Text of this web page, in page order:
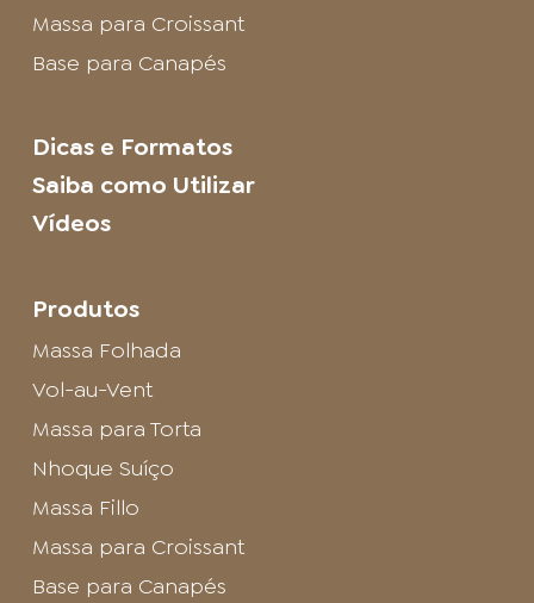
Massa para Croissant
Base para Canapés
Dicas e Formatos
Saiba como Utilizar
Vídeos
Produtos
Massa Folhada
Vol-au-Vent
Massa para Torta
Nhoque Suíço
Massa Fillo
Massa para Croissant
Base para Canapés